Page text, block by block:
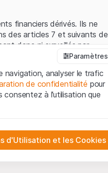
financiers dérivés. Ils ne
des articles 7 et suivants de
donc ni surveillés par
auprès de la FINMA.
vous confirmez que vous
importantes et les
de conception et de
Paramètres
navigation, analyser le trafic
de confidentialité pour
à l’utilisation que
pas être désactivés.
d'Utilisation et les Cookies